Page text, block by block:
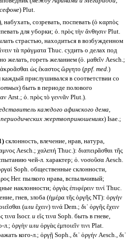
) Plut.
набухать, созревать, поспевать (ὁ καρπὸς
для уборки; ὀ. πρὸς τὴν ἄνθησιν Plut.
страстью, находиться в возбужденном
τὰ πράγματα Thuc. судить о делах под
желать, гореть желанием (ὀ. μαθεῖν Aesch.;
ὡς ἕκαστος ὤργητο (ppf. med.)
прислушивался в соответствии со
) быть в периоде полового
Arst.; ὀ. πρὸς τὸ γεννᾶν Plut.).
каждого афинского дема,
жертвоприношениях) Isae.;
склонность, влечение, нрав, натура,
Aesch.; χαλεπή Thuc.): διαπειρᾶσθαι τῆς
чей-л. характер; ὀ. νοσοῦσα Aesch.
Soph. общественные склонности,
Her. пылкого нрава, вспыльчивый;
наклонности; ὀργὰς ἐπιφέρειν τινί Thuc.
гнев, злоба (ἡμέρα τῆς ὀργῆς NT): ὀργὴν
(или ἔχειν) τινά Dem.; δι᾽ ὀργῆς ἔχειν
τινα Isocr. и εἴς τινα Soph. быть в гневе,
л.; ὀργὴν или ὀργὰς ἐμποιεῖν τινι Plat.
кого-л.; ὀργῇ Soph., δι᾽ ὀργήν Aesch., δι᾽